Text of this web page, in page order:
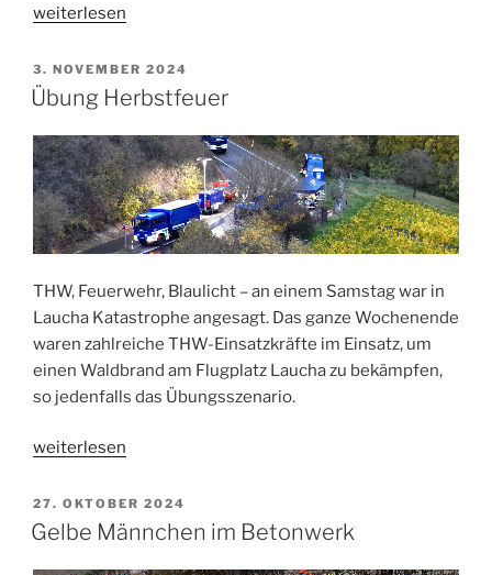
„Übung
weiterlesen
VERÖFFENTLICHT
AM
3. NOVEMBER 2024
Übung Herbstfeuer
THW, Feuerwehr, Blaulicht – an einem Samstag war in
Laucha Katastrophe angesagt. Das ganze Wochenende
waren zahlreiche THW-Einsatzkräfte im Einsatz, um
einen Waldbrand am Flugplatz Laucha zu bekämpfen,
so jedenfalls das Übungsszenario.
„Übung
weiterlesen
VERÖFFENTLICHT
AM
27. OKTOBER 2024
Gelbe Männchen im Betonwerk